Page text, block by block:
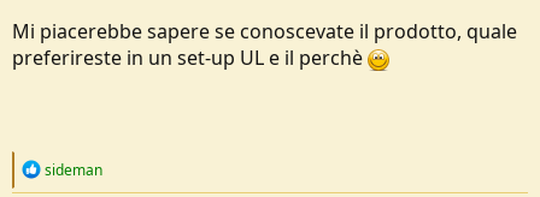
Mi piacerebbe sapere se conoscevate il prodotto, quale
preferireste in un set-up UL e il perchè
R
sideman